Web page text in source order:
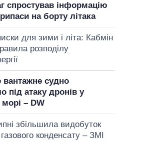
спростував інформацію
на борту літака
для зими і літа: Кабмін
розподілу
вантажне судно
під атаку дронів у
– DW
збільшила видобуток
конденсату – ЗМІ